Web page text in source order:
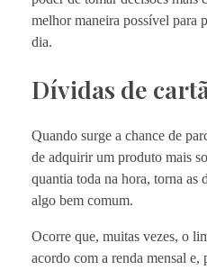
melhor maneira possível para
dia.
Dívidas de
Quando surge a chance de
de adquirir um produto mais
quantia toda na hora, torna as
algo bem comum.
Ocorre que, muitas vezes, o
acordo com a renda mensal e,